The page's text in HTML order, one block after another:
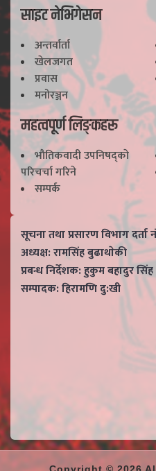
साइट नेभिगेसन
अन्तर्वार्ता
खेलजगत
प्रवास
मनोरञ्जन
महत्वपूर्ण लिङ्कहरू
भाैतिकवादी उपनिषद्काे
परिचर्चा गरिने
सम्पर्क
सूचना तथा प्रसारण विभाग
अध्यक्ष: रामसिंह बुढाथाेकी
प्रबन्ध निर्देशक: हुकुम बहादुर सिंह
सम्पादक: हिरामणि दु:खी